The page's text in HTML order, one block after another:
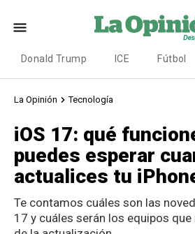
Donald Trump ICE Fútbol
La Opinión Tecnología
iOS 17: qué
puedes esperar
actualices tu
Te contamos cuáles son las
17 y cuáles serán los equipos